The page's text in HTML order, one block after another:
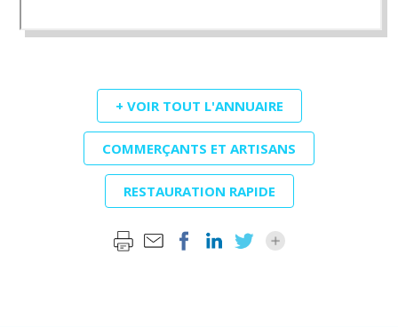
+ VOIR TOUT L'ANNUAIRE
COMMERÇANTS ET ARTISANS
RESTAURATION RAPIDE